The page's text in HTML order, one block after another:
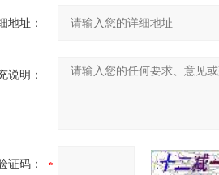
地址：
说明：
证码：